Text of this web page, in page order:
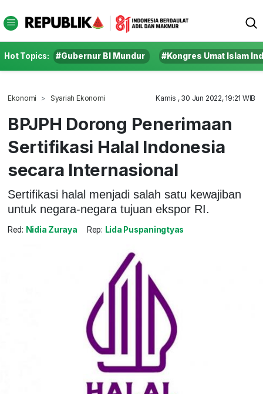
Hot Topics: #Gubernur BI Mundur #Kongres Umat Islam
Ekonomi Syariah Ekonomi Kamis , 30 Jun 2022, 19:21 WIB
BPJPH Dorong Penerimaan
Sertifikasi Halal Indonesia
secara Internasional
Sertifikasi halal menjadi salah satu kewajiban
untuk negara-negara tujuan ekspor RI.
Red: Nidia Zuraya Rep: Lida Puspaningtyas